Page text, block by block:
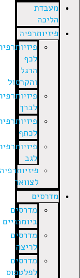
מעבדת
הליכה
פיזיותרפיה
פיזיותרפיה
לכף
הרגל
והקרסול
פיזיותרפיה
לברך
פיזיותרפיה
לכתף
פיזיותרפיה
לגב
פיזיותרפיה
לצוואר
מדרסים
מדרסים
ביומכניים
מדרסים
לריצה
מדרסים
לפלטפוס